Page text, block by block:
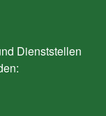
Dienststellen